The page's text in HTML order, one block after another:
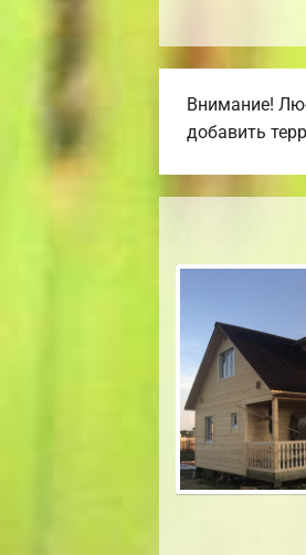
Внимание!
добавить